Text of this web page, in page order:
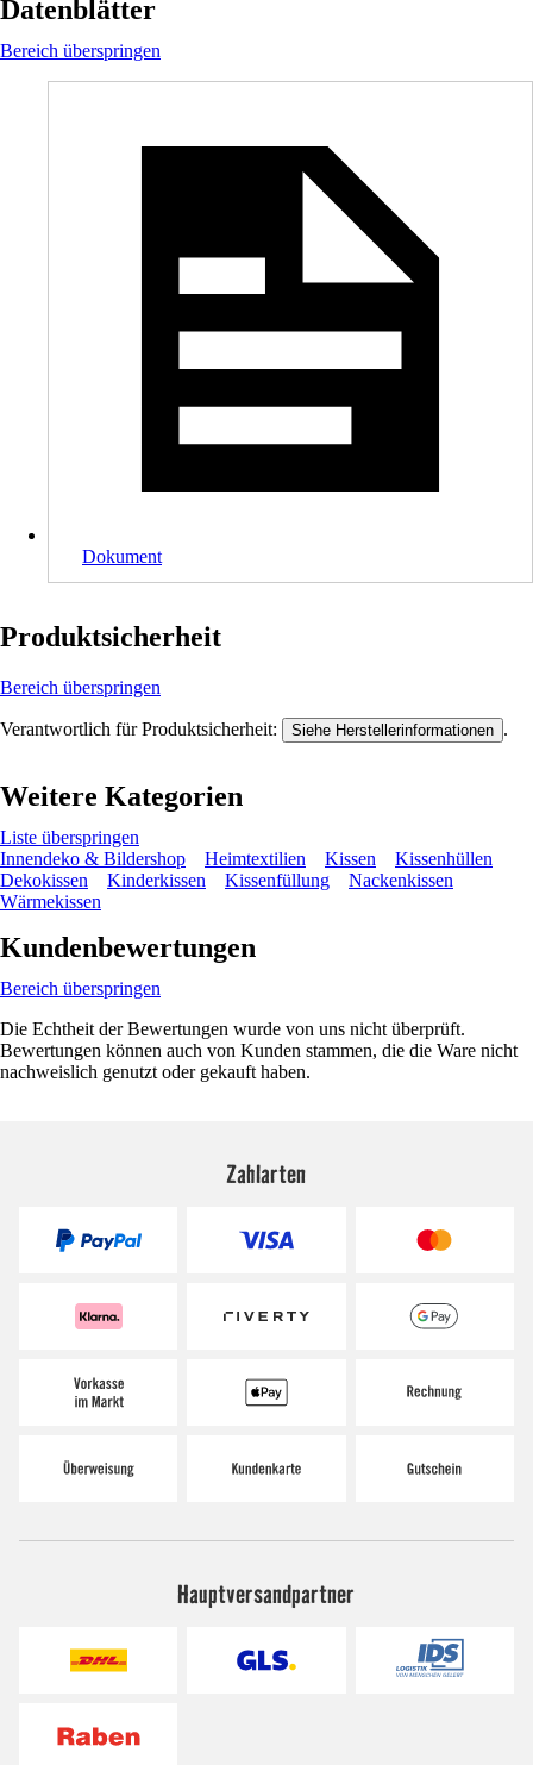
Datenblätter
Bereich überspringen
Dokument
Produktsicherheit
Bereich überspringen
Verantwortlich für Produktsicherheit: Siehe Herstellerinformationen .
Weitere Kategorien
Liste überspringen
Innendeko & Bildershop
Heimtextilien Kissen
Kissenhüllen
Dekokissen
Kinderkissen Kissenfüllung
Nackenkissen
Wärmekissen
Kundenbewertungen
Bereich überspringen
Die Echtheit der Bewertungen wurde von uns nicht überprüft.
Bewertungen können auch von Kunden stammen, die die Ware nicht
nachweislich genutzt oder gekauft haben.
Zahlarten
Hauptversandpartner